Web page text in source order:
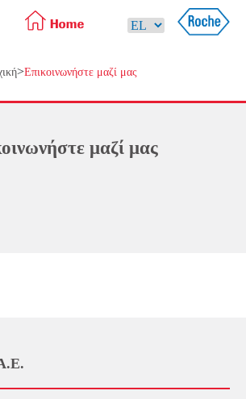
>Επικοινωνήστε μαζί μας
μαζί μας